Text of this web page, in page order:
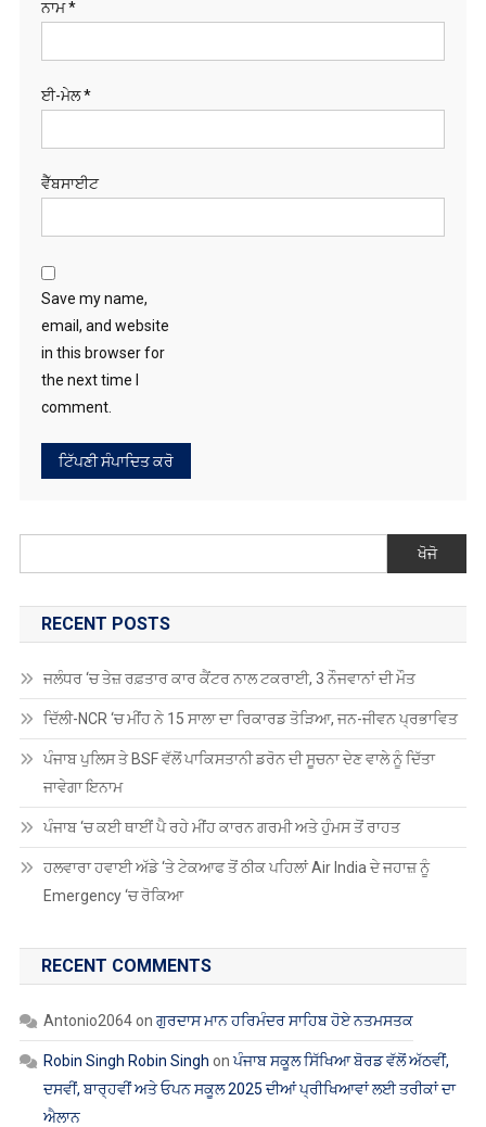
ਨਾਮ*
ਈ-ਮੇਲ*
ਵੈੱਬਸਾਈਟ
Save my name,
email, and website
in this browser for
the next time I
comment.
ਖੋਜੋ
RECENT POSTS
ਜਲੰਧਰ ‘ਚ ਤੇਜ਼ ਰਫ਼ਤਾਰ ਕਾਰ ਕੈਂਟਰ ਨਾਲ ਟਕਰਾਈ, 3 ਨੌਜਵਾਨਾਂ ਦੀ ਮੌਤ
ਦਿੱਲੀ-NCR ‘ਚ ਮੀਂਹ ਨੇ 15 ਸਾਲਾ ਦਾ ਰਿਕਾਰਡ ਤੋੜਿਆ, ਜਨ-ਜੀਵਨ ਪ੍ਰਭਾਵਿਤ
ਪੰਜਾਬ ਪੁਲਿਸ ਤੇ BSF ਵੱਲੋਂ ਪਾਕਿਸਤਾਨੀ ਡਰੋਨ ਦੀ ਸੂਚਨਾ ਦੇਣ ਵਾਲੇ ਨੂੰ ਦਿੱਤਾ
ਜਾਵੇਗਾ ਇਨਾਮ
ਪੰਜਾਬ ‘ਚ ਕਈ ਥਾਈਂ ਪੈ ਰਹੇ ਮੀਂਹ ਕਾਰਨ ਗਰਮੀ ਅਤੇ ਹੁੰਮਸ ਤੋਂ ਰਾਹਤ
ਹਲਵਾਰਾ ਹਵਾਈ ਅੱਡੇ ‘ਤੇ ਟੇਕਆਫ ਤੋਂ ਠੀਕ ਪਹਿਲਾਂ Air India ਦੇ ਜਹਾਜ਼ ਨੂੰ
Emergency ‘ਚ ਰੋਕਿਆ
RECENT COMMENTS
Antonio2064on ਗੁਰਦਾਸ ਮਾਨ ਹਰਿਮੰਦਰ ਸਾਹਿਬ ਹੋਏ ਨਤਮਸਤਕ
Robin Singh Robin Singh onਪੰਜਾਬ ਸਕੂਲ ਸਿੱਖਿਆ ਬੋਰਡ ਵੱਲੋਂ ਅੱਠਵੀਂ,
ਦਸਵੀਂ, ਬਾਰ੍ਹਵੀਂ ਅਤੇ ਓਪਨ ਸਕੂਲ 2025 ਦੀਆਂ ਪ੍ਰੀਖਿਆਵਾਂ ਲਈ ਤਰੀਕਾਂ ਦਾ
ਐਲਾਨ